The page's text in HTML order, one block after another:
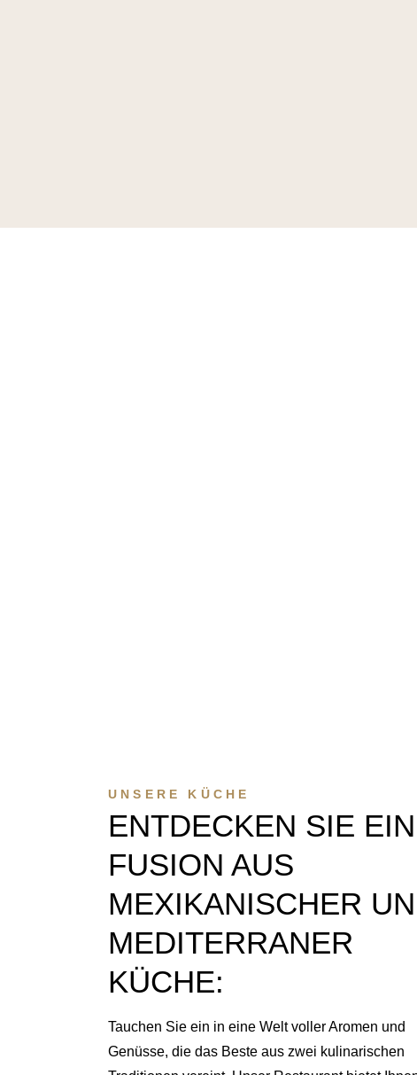
UNSERE KÜCHE
ENTDECKEN SIE
FUSION AUS
MEXIKANISCHER
MEDITERRANER
KÜCHE:
Tauchen Sie ein in eine Welt voller Aromen und
Genüsse, die das Beste aus zwei kulinarischen